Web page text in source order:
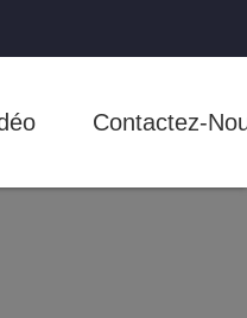
Contactez-